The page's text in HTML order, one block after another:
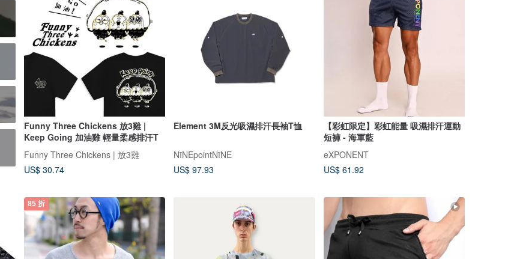
Funny Three Chickens 放3雞 |
Keep Going 加油雞 輕量柔感排汗T
Funny Three Chickens | 放3雞
US$ 30.74
Element 3M反光吸濕排汗長袖T恤
NīNEpointNīNE
US$ 97.93
【彩虹限定】彩虹能量 吸濕排汗運動
短褲 - 海軍藍
eXPONENT
US$ 61.92
85 折